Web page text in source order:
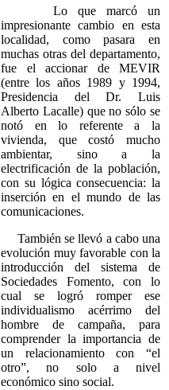
Lo que marcó un
impresionante cambio en esta
localidad, como pasara en
muchas otras del departamento,
fue el accionar de MEVIR
(entre los años 1989 y 1994,
Presidencia del Dr. Luis
Alberto Lacalle) que no sólo se
notó en lo referente a la
vivienda, que costó mucho
ambientar, sino a la
electrificación de la población,
con su lógica consecuencia: la
inserción en el mundo de las
comunicaciones.
También se llevó a cabo una
evolución muy favorable con la
introducción del sistema de
Sociedades Fomento, con lo
cual se logró romper ese
individualismo acérrimo del
hombre de campaña, para
comprender la importancia de
un relacionamiento con “el
otro”, no solo a nivel
económico sino social.